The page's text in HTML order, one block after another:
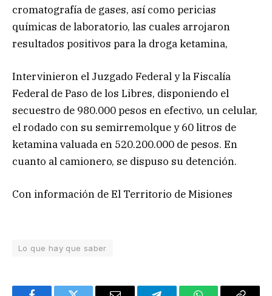
cromatografía de gases, así como pericias
químicas de laboratorio, las cuales arrojaron
resultados positivos para la droga ketamina,
Intervinieron el Juzgado Federal y la Fiscalía
Federal de Paso de los Libres, disponiendo el
secuestro de 980.000 pesos en efectivo, un celular,
el rodado con su semirremolque y 60 litros de
ketamina valuada en 520.200.000 de pesos. En
cuanto al camionero, se dispuso su detención.
Con información de El Territorio de Misiones
Lo que hay que saber